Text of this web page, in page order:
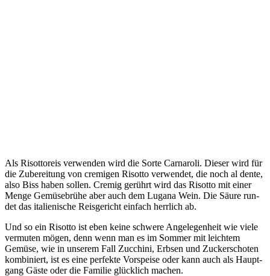
Als Risot­to­reis ver­wen­den wird die Sor­te Car­naro­li. Die­ser wird für
die Zube­rei­tung von cre­mi­gen Risot­to ver­wen­det, die noch al den­te,
also Biss haben sol­len. Cre­mig gerührt wird das Risot­to mit einer
Men­ge Gemü­se­brü­he aber auch dem Lug­a­na Wein. Die Säu­re run­
det das ita­lie­ni­sche Reis­ge­richt ein­fach herr­lich ab.
Und so ein Risot­to ist eben kei­ne schwe­re Ange­le­gen­heit wie vie­le
ver­mu­ten mögen, denn wenn man es im Som­mer mit leich­tem
Gemü­se, wie in unse­rem Fall Zuc­chi­ni, Erb­sen und Zucker­scho­ten
kom­bi­niert, ist es eine per­fek­te Vor­spei­se oder kann auch als Haupt­
gang Gäs­te oder die Fami­lie glück­lich machen.